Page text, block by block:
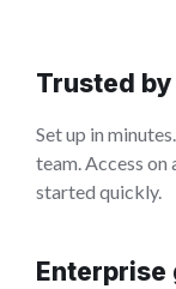
Trusted
Set up in
team. Access
started quickly.
Enterprise